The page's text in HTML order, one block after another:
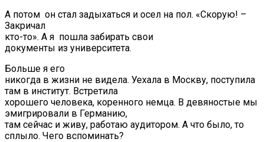
А потом он стал задыхаться и осел на пол. «Скорую! –
Закричал
кто-то». А я пошла забирать свои
документы из университета.
Больше я его
никогда в жизни не видела. Уехала в Москву, поступила
там в институт. Встретила
хорошего человека, коренного немца. В девяностые мы
эмигрировали в Германию,
там сейчас и живу, работаю аудитором. А что было, то
сплыло. Чего вспоминать?